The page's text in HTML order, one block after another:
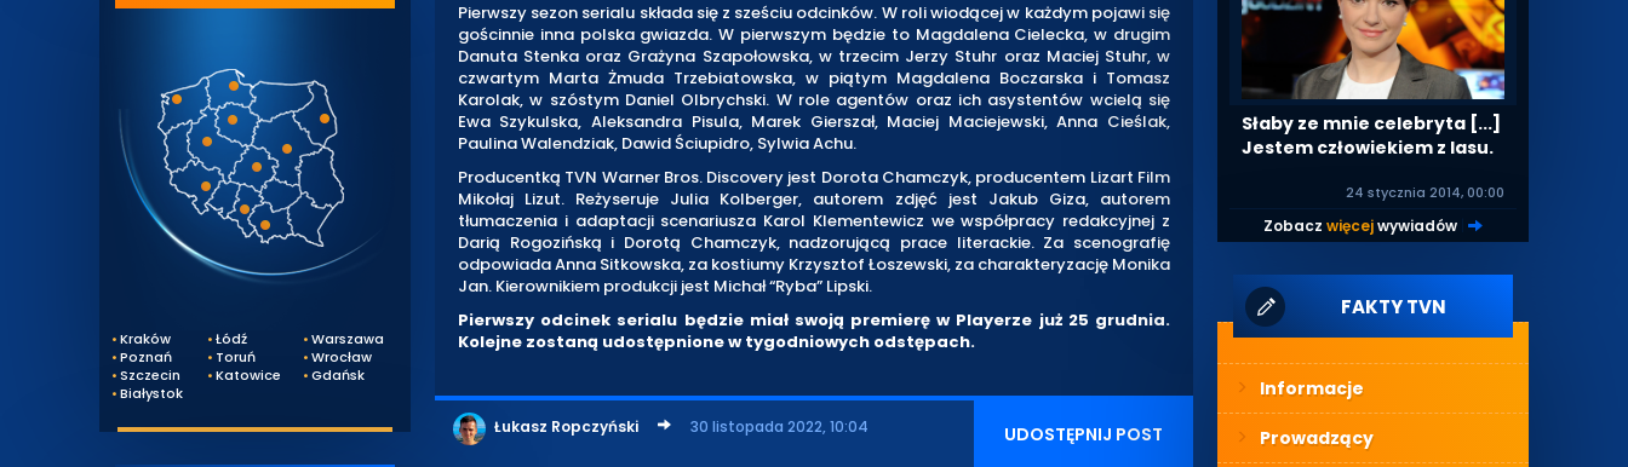
Kraków Łódź
Warszawa
Poznań
Toruń
Wrocław
Szczecin
Katowice
Gdańsk
Białystok
Pierwszy sezon serialu składa się z sześciu odcinków. W roli wiodącej w każdym pojawi się
gościnnie inna polska gwiazda. W pierwszym będzie to Magdalena Cielecka, w drugim
Danuta Stenka oraz Grażyna Szapołowska, w trzecim Jerzy Stuhr oraz Maciej Stuhr, w
czwartym Marta Żmuda Trzebiatowska, w piątym Magdalena Boczarska i Tomasz
Karolak, w szóstym Daniel Olbrychski. W role agentów oraz ich asystentów wcielą się
Ewa Szykulska, Aleksandra Pisula, Marek Gierszał, Maciej Maciejewski, Anna Cieślak,
Paulina Walendziak, Dawid Ściupidro, Sylwia Achu.
Producentką TVN Warner Bros. Discovery jest Dorota Chamczyk, producentem Lizart Film
Mikołaj Lizut. Reżyseruje Julia Kolberger, autorem zdjęć jest Jakub Giza, autorem
tłumaczenia i adaptacji scenariusza Karol Klementewicz we współpracy redakcyjnej z
Darią Rogozińską i Dorotą Chamczyk, nadzorującą prace literackie. Za scenografię
odpowiada Anna Sitkowska, za kostiumy Krzysztof Łoszewski, za charakteryzację Monika
Jan. Kierownikiem produkcji jest Michał “Ryba” Lipski.
Pierwszy odcinek serialu będzie miał swoją premierę w Playerze już 25 grudnia.
Kolejne zostaną udostępnione w tygodniowych odstępach.
Łukasz Ropczyński 30 listopada 2022, 10:04 UDOSTĘPNIJ POST
Słaby ze mnie celebryta [...]
Jestem człowiekiem z lasu.
24 stycznia 2014, 00:00
Zobaczwięcejwywiadów |
FAKTY TVN
Informacje
Prowadzący